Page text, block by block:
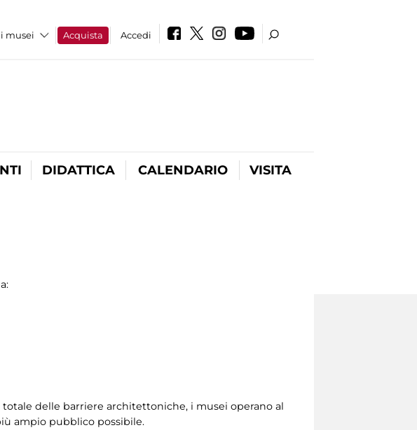
musei Acquista Accedi
DIDATTICA CALENDARIO VISITA
delle barriere architettoniche, i musei operano al
ampio pubblico possibile.